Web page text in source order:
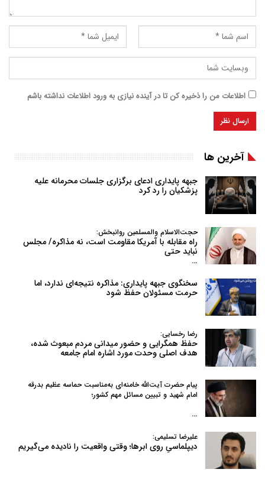
اطلاعات من را ذخیره کن تا در آینده نیازی به ورود اطلاعات نداشته باشم
آخرین ها
جبهه پایداری ادعای برگزاری جلسات محرمانه علیه
پزشکیان را رد کرد
حجت‌الاسلام والمسلمین روانبخش:
راه مقابله با آمریکا مقاومت است، نه مذاکره/ مجلس
نباید حتی
…
سخنگوی جبهه پایداری: مذاکره نتیجه‌ای ندارد، اما
حرمت مسئولان حفظ شود
رضا رخسایی:
حفظ همگرایی و حضور میدانی مردم مبعوث شده،
هدف اصلی وحدت مورد اشاره امام جامعه
پیام حضرت آیت‌الله خامنه‌ای به‌مناسبت حماسه عظیم بدرقه
امام شهید و تبیین مسائل مهم کشور؛
…
علیرضا تسلیمی:
دیپلماسیِ روی ابرها؛ وقتی واقعیت را نادیده می‌گیریم